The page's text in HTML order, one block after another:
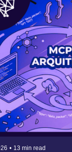
• 13 min read